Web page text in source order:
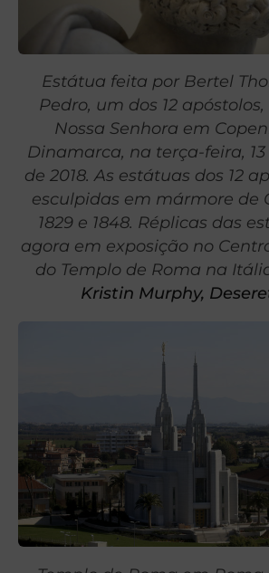
Estátua feita por Bertel
Pedro, um dos 12
Nossa Senhora em
Dinamarca, na terça-feira,
de 2018. As estátuas dos 12
esculpidas em mármore de
1829 e 1848. Réplicas das
agora em exposição no
do Templo de Roma na
Kristin Murphy,